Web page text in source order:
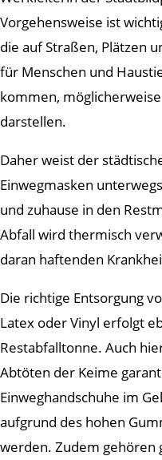
Vorgehensweise ist
die auf Straßen, Plätzen
für Menschen und
kommen,
darstellen.
Daher weist der
Einwegmasken
und zuhause in den
Abfall wird thermisch
daran haftenden
Die richtige Entsorgung
Latex oder Vinyl erfolgt
Restabfalltonne. Auch
Abtöten der Keime
Einweghandschuhe im
aufgrund des hohen
werden. Zudem gehören